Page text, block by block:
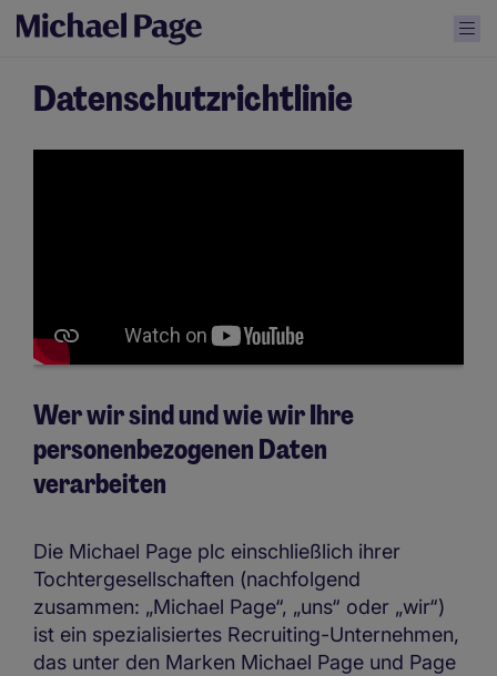
Datenschutzrichtlinie
Wer wir sind und wie wir Ihre
personenbezogenen Daten
verarbeiten
Die Michael Page plc einschließlich ihrer
Tochtergesellschaften (nachfolgend
zusammen: „Michael Page“, „uns“ oder „wir“)
ist ein spezialisiertes Recruiting-Unternehmen,
das unter den Marken Michael Page und Page